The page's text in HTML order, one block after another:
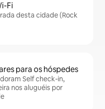
Fi
desta cidade (Rock
para os hóspedes
Self check-in,
nos aluguéis por